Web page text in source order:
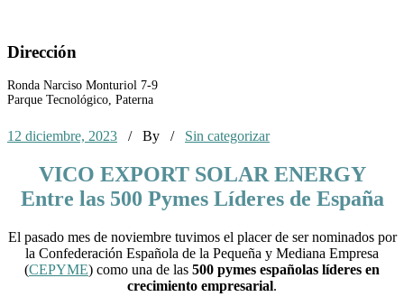
Dirección
Ronda Narciso Monturiol 7-9
Parque Tecnológico, Paterna
12 diciembre, 2023 / By / Sin categorizar
VICO EXPORT SOLAR ENERGY
Entre las 500 Pymes Líderes de España
El pasado mes de noviembre tuvimos el placer de ser nominados por
la Confederación Española de la Pequeña y Mediana Empresa
(CEPYME) como una de las 500 pymes españolas líderes en
crecimiento empresarial.